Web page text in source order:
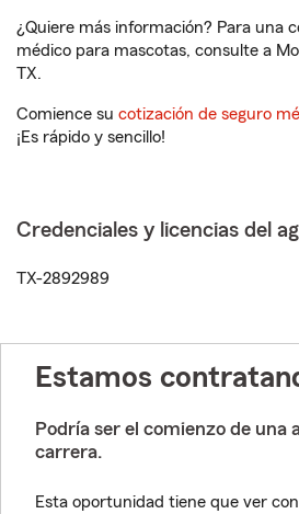
¿Quiere más información? Para una
médico para mascotas, consulte a
TX.
Comience su cotización de seguro
¡Es rápido y sencillo!
Credenciales y licencias del
TX-2892989
Estamos
Podría ser el comienzo de una
carrera.
Esta oportunidad tiene que ver